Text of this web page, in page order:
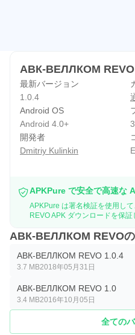
АВК-ВЕЛЛКОМ REVO
最新バージョン
1.0.4
Android OS
Android 4.0+
開発者
Dmitriy Kulinkin
APKPure で安全で高速な
APKPure は署名検証を使用し
REVO APK ダウンロードを保証
АВК-ВЕЛЛКОМ REVOの
АВК-ВЕЛЛКОМ REVO 1.0.4
3.7 MB2018年05月31日
АВК-ВЕЛЛКОМ REVO 1.0
3.4 MB2016年10月05日
全ての